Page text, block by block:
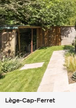
Lège-Cap-Ferret